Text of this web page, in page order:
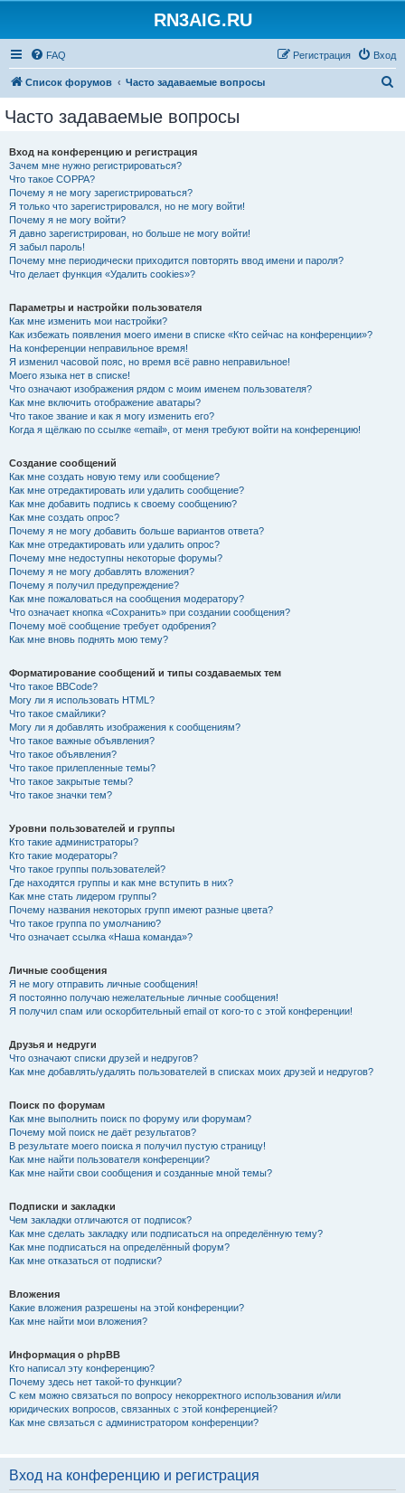
RN3AIG.RU
FAQ Вход
Регистрация
Список форумов Часто задаваемые вопросы
Часто задаваемые вопросы
Вход на конференцию и регистрация
Зачем мне нужно регистрироваться?
Что такое COPPA?
Почему я не могу зарегистрироваться?
Я только что зарегистрировался, но не могу войти!
Почему я не могу войти?
Я давно зарегистрирован, но больше не могу войти!
Я забыл пароль!
Почему мне периодически приходится повторять ввод имени и пароля?
Что делает функция «Удалить cookies»?
Параметры и настройки пользователя
Как мне изменить мои настройки?
Как избежать появления моего имени в списке «Кто сейчас на конференции»?
На конференции неправильное время!
Я изменил часовой пояс, но время всё равно неправильное!
Моего языка нет в списке!
Что означают изображения рядом с моим именем пользователя?
Как мне включить отображение аватары?
Что такое звание и как я могу изменить его?
Когда я щёлкаю по ссылке «email», от меня требуют войти на конференцию!
Создание сообщений
Как мне создать новую тему или сообщение?
Как мне отредактировать или удалить сообщение?
Как мне добавить подпись к своему сообщению?
Как мне создать опрос?
Почему я не могу добавить больше вариантов ответа?
Как мне отредактировать или удалить опрос?
Почему мне недоступны некоторые форумы?
Почему я не могу добавлять вложения?
Почему я получил предупреждение?
Как мне пожаловаться на сообщения модератору?
Что означает кнопка «Сохранить» при создании сообщения?
Почему моё сообщение требует одобрения?
Как мне вновь поднять мою тему?
Форматирование сообщений и типы создаваемых тем
Что такое BBCode?
Могу ли я использовать HTML?
Что такое смайлики?
Могу ли я добавлять изображения к сообщениям?
Что такое важные объявления?
Что такое объявления?
Что такое прилепленные темы?
Что такое закрытые темы?
Что такое значки тем?
Уровни пользователей и группы
Кто такие администраторы?
Кто такие модераторы?
Что такое группы пользователей?
Где находятся группы и как мне вступить в них?
Как мне стать лидером группы?
Почему названия некоторых групп имеют разные цвета?
Что такое группа по умолчанию?
Что означает ссылка «Наша команда»?
Личные сообщения
Я не могу отправить личные сообщения!
Я постоянно получаю нежелательные личные сообщения!
Я получил спам или оскорбительный email от кого-то с этой конференции!
Друзья и недруги
Что означают списки друзей и недругов?
Как мне добавлять/удалять пользователей в списках моих друзей и недругов?
Поиск по форумам
Как мне выполнить поиск по форуму или форумам?
Почему мой поиск не даёт результатов?
В результате моего поиска я получил пустую страницу!
Как мне найти пользователя конференции?
Как мне найти свои сообщения и созданные мной темы?
Подписки и закладки
Чем закладки отличаются от подписок?
Как мне сделать закладку или подписаться на определённую тему?
Как мне подписаться на определённый форум?
Как мне отказаться от подписки?
Вложения
Какие вложения разрешены на этой конференции?
Как мне найти мои вложения?
Информация о phpBB
Кто написал эту конференцию?
Почему здесь нет такой-то функции?
С кем можно связаться по вопросу некорректного использования и/или
юридических вопросов, связанных с этой конференцией?
Как мне связаться с администратором конференции?
Вход на конференцию и регистрация